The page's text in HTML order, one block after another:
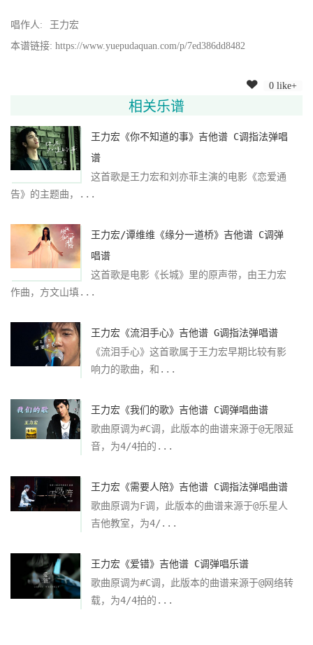
唱作人:
王力宏
本谱链接: https://www.yuepudaquan.com/p/7ed386dd8482
0 like+
相关乐谱
王力宏《你不知道的事》吉他谱 C调指法弹唱
谱
这首歌是王力宏和刘亦菲主演的电影《恋爱通
告》的主题曲，...
王力宏/谭维维《缘分一道桥》吉他谱 C调弹
唱谱
这首歌是电影《长城》里的原声带，由王力宏
作曲，方文山填...
王力宏《流泪手心》吉他谱 G调指法弹唱谱
《流泪手心》这首歌属于王力宏早期比较有影
响力的歌曲，和...
王力宏《我们的歌》吉他谱 C调弹唱曲谱
歌曲原调为#C调，此版本的曲谱来源于@无限延
音，为4/4拍的...
王力宏《需要人陪》吉他谱 C调指法弹唱曲谱
歌曲原调为F调，此版本的曲谱来源于@乐星人
吉他教室，为4/...
王力宏《爱错》吉他谱 C调弹唱乐谱
歌曲原调为#C调，此版本的曲谱来源于@网络转
载，为4/4拍的...